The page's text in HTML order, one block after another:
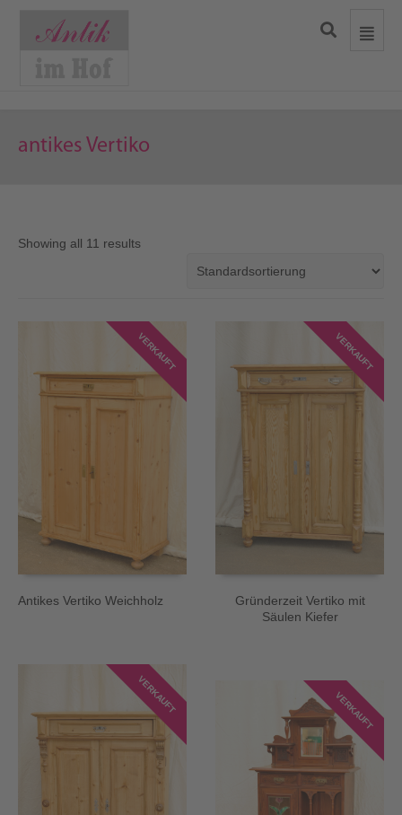
antikes Vertiko
Showing all 11 results
VERKAUFT
Antikes Vertiko Weichholz
VERKAUFT
Gründerzeit Vertiko mit
Säulen Kiefer
VERKAUFT VERKAUFT